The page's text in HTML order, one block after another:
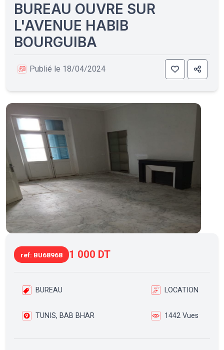
BUREAU OUVRE SUR
L'AVENUE HABIB
BOURGUIBA
Publié le 18/04/2024
ref: BU68968 1 000 DT
BUREAU LOCATION
TUNIS, BAB BHAR 1442 Vues